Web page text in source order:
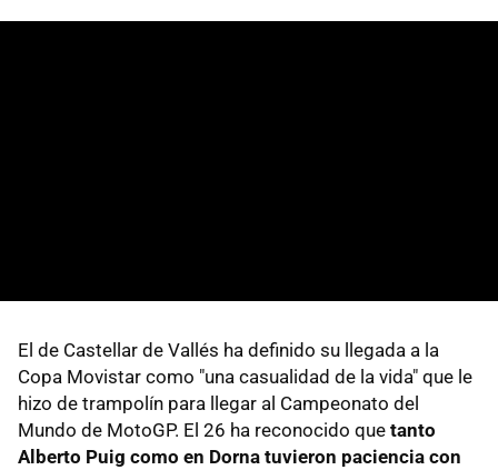
El de Castellar de Vallés ha definido su llegada a la
Copa Movistar como "una casualidad de la vida" que le
hizo de trampolín para llegar al Campeonato del
Mundo de MotoGP. El 26 ha reconocido que tanto
Alberto Puig como en Dorna tuvieron paciencia con